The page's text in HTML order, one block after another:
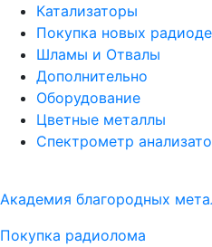
Катализаторы
Покупка новых
Шламы и Отвалы
Дополнительно
Оборудование
Цветные металлы
Спектрометр
Академия благородных
Покупка радиолома